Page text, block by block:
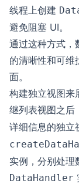
线程上创建
避免阻塞 UI。
通过这种方式，
的清晰性和可维
面。
构建独立视图来
继列表视图之后
详细信息的独立
实例，分别处理
DataHandler